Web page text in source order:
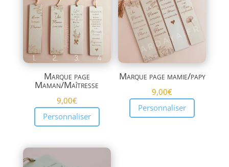
Marque page
Maman/Maîtresse
9,00€
Personnaliser
Marque page mamie/papy
9,00€
Personnaliser